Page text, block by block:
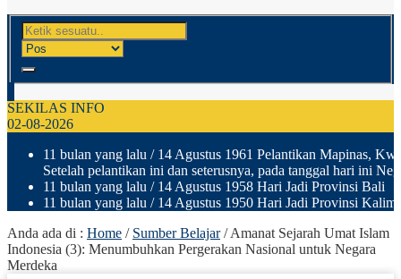
SEKILAS INFO
02-08-2026
11 bulan yang lalu / 14 Agustus 1961 Pelantikan Mapinas,
Setelah pelantikan ini dan seterusnya, pada tanggal hari ini
11 bulan yang lalu / 14 Agustus 1958 Hari Jadi Provinsi Bali
11 bulan yang lalu / 14 Agustus 1950 Hari Jadi Provinsi
Anda ada di : Home / Sumber Belajar/Amanat Sejarah Umat Islam
Indonesia (3): Menumbuhkan Pergerakan Nasional untuk Negara
Merdeka